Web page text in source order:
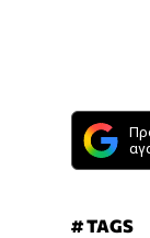
# TAGS